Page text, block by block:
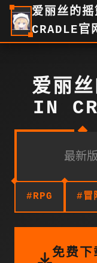
爱丽丝的
CRADLE官
爱丽
IN
最新
#RPG #冒
免费下